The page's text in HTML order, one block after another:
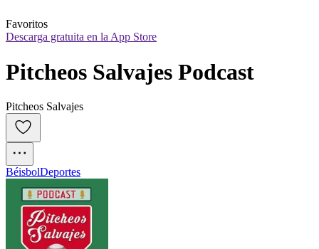
Favoritos
Descarga gratuita en la App Store
Pitcheos Salvajes Podcast
Pitcheos Salvajes
BéisbolDeportes